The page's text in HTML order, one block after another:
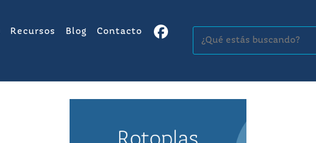
Recursos Blog Contacto Buscar: